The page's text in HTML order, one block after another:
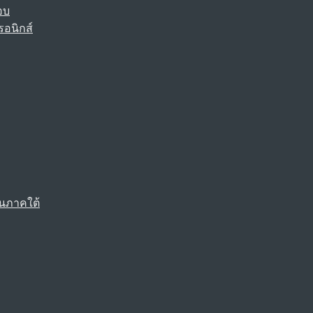
บ
อนิกส์
ภาคใต้